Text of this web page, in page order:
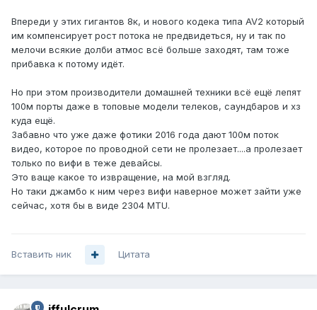
Впереди у этих гигантов 8к, и нового кодека типа AV2 который
им компенсирует рост потока не предвидеться, ну и так по
мелочи всякие долби атмос всё больше заходят, там тоже
прибавка к потому идёт.
Но при этом производители домашней техники всё ещё лепят
100м порты даже в топовые модели телеков, саундбаров и хз
куда ещё.
Забавно что уже даже фотики 2016 года дают 100м поток
видео, которое по проводной сети не пролезает....а пролезает
только по вифи в теже девайсы.
Это ваще какое то извращение, на мой взгляд.
Но таки джамбо к ним через вифи наверное может зайти уже
сейчас, хотя бы в виде 2304 MTU.
Вставить ник Цитата